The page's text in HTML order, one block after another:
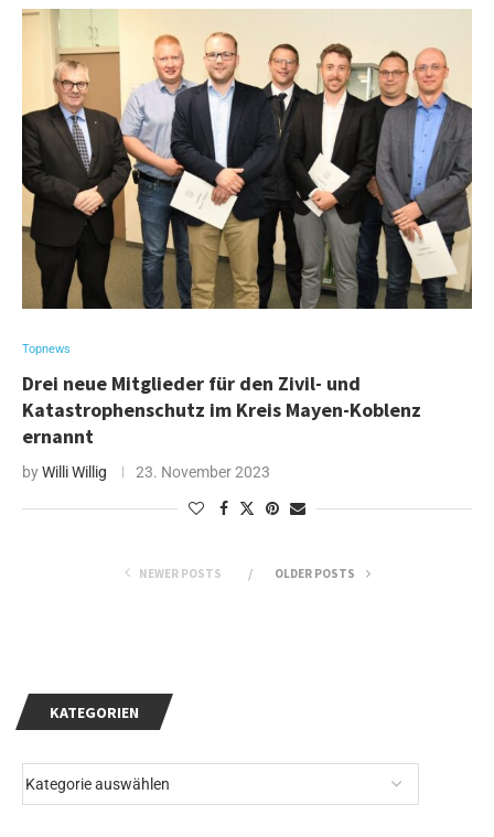
Topnews
Drei neue Mitglieder für den Zivil- und
Katastrophenschutz im Kreis Mayen-Koblenz
ernannt
byWilli Willig 23. November 2023
NEWER POSTS OLDER POSTS
KATEGORIEN